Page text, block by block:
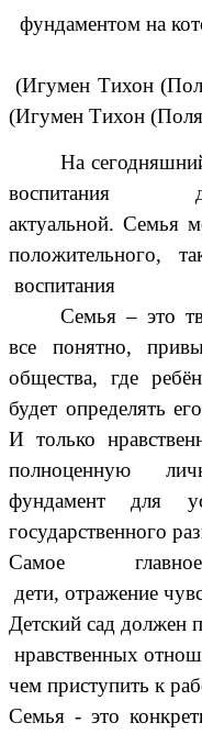
фундаментом на
(Игумен Тихон(
(Игумен Тихон (
На
воспитания
актуальной. Семья
положительного,
воспитания
Семья– это
все понятно,
общества, где
будет определять
И только
полноценную
фундамент для
государственного
Самое
главное
дети, отражение
Детский сад должен
нравственных
чем приступить к
Семья - это